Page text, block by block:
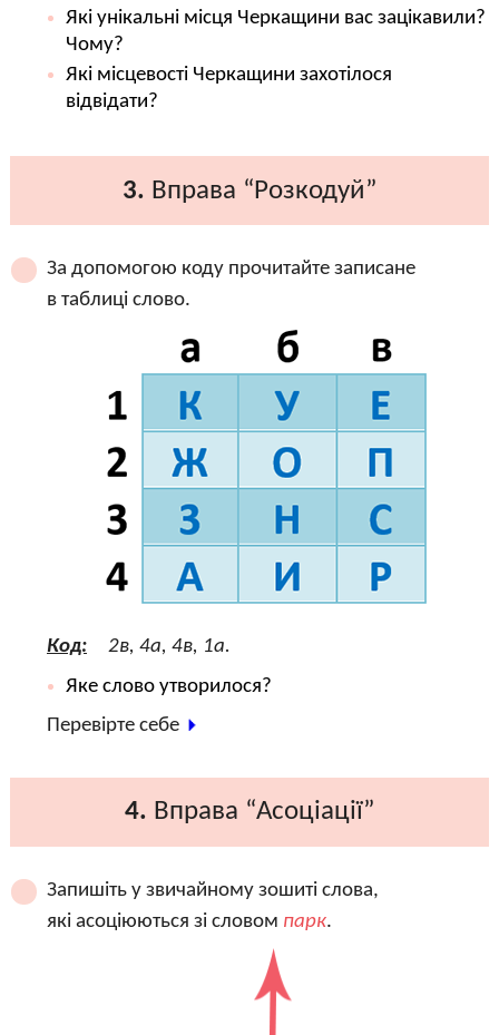
Які унікальні місця Черкащини вас зацікавили?
Чому?
Які місцевості Черкащини захотілося
відвідати?
3. Вправа “Розкодуй”
За допомогою коду прочитайте записане
в таблиці слово.
Код: 2в, 4а, 4в, 1а.
Яке слово утворилося?
Перевірте себе
4. Вправа “Асоціації”
Запишіть у звичайному зошиті слова,
які асоціюються зі словом парк.